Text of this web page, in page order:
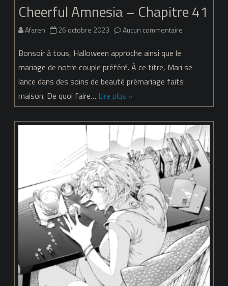
Cheerful Amnesia – Chapitre 41
Afaren 26 octobre 2023 Aucun commentaire
Amnesia
–
41
Bonsoir à tous, Halloween approche ainsi que le
mariage de notre couple préféré. À ce titre, Mari se
lance dans des soins de beauté prémariage faits
maison. De quoi faire… Lire plus »